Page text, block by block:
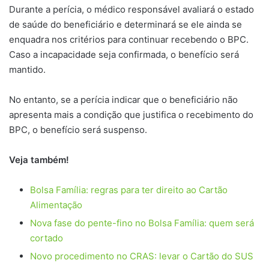
Durante a perícia, o médico responsável avaliará o estado
de saúde do beneficiário e determinará se ele ainda se
enquadra nos critérios para continuar recebendo o BPC.
Caso a incapacidade seja confirmada, o benefício será
mantido.
No entanto, se a perícia indicar que o beneficiário não
apresenta mais a condição que justifica o recebimento do
BPC, o benefício será suspenso.
Veja também!
Bolsa Família: regras para ter direito ao Cartão
Alimentação
Nova fase do pente-fino no Bolsa Família: quem será
cortado
Novo procedimento no CRAS: levar o Cartão do SUS